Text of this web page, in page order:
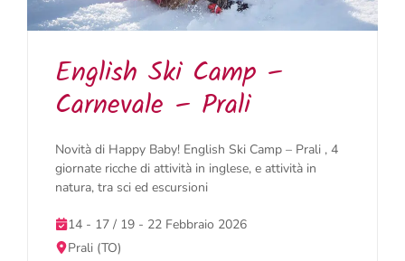
English Ski Camp –
Carnevale – Prali
Novità di Happy Baby! English Ski Camp – Prali , 4
giornate ricche di attività in inglese, e attività in
natura, tra sci ed escursioni
14 - 17 / 19 - 22 Febbraio 2026
Prali (TO)